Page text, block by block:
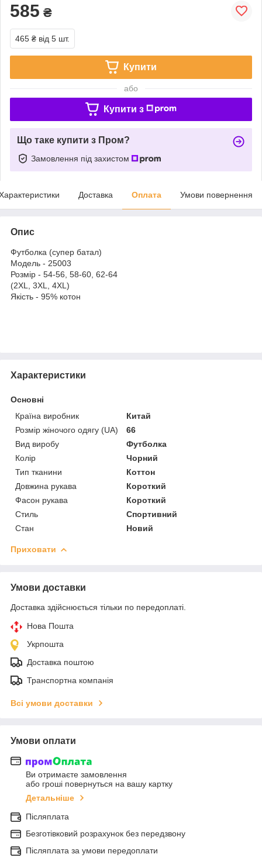
585 ₴
465 ₴ від 5 шт.
Купити
або
Купити з
Що таке купити з Пром?
Замовлення під захистом
Доставка Оплата Умови повернення
Опис
Футболка (супер батал)
Модель - 25003
Розмір - 54-56, 58-60, 62-64
(2XL, 3XL, 4XL)
Якість - 95% котон
Характеристики
Основні
Країна виробник
Китай
Розмір жіночого одягу (UA)
66
Вид виробу
Футболка
Колір
Чорний
Тип тканини
Коттон
Довжина рукава
Короткий
Фасон рукава
Короткий
Стиль
Спортивний
Стан
Новий
Приховати
Умови доставки
Доставка здійснюється тільки по передоплаті.
Нова Пошта
Укрпошта
Доставка поштою
Транспортна компанія
Всі умови доставки
Умови оплати
Ви отримаєте замовлення
або гроші повернуться на вашу картку
Детальніше
Післяплата
Безготівковий розрахунок без передзвону
Післяплата за умови передоплати